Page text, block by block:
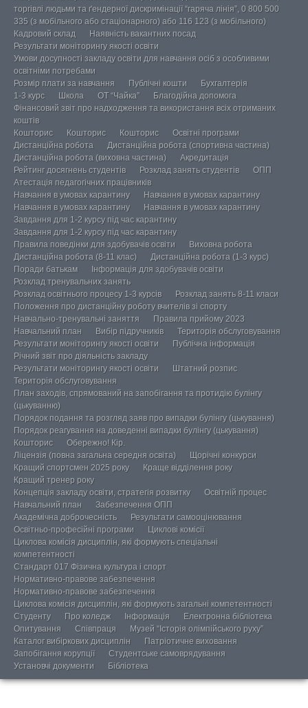
торгівлі людьми та ґендерної дискримінації “гаряча лінія”, 0 800 500
335 (з мобільного або стаціонарного) або 116 123 (з мобільного)
Кадровий склад
Наявність вакантних посад
Результати моніторингу якості освіти
Умови досупності закладу освіти для навчання осіб з особливими
освітніми потребами
Розмір плати за навчання
Публічні кошти
Бухгалтерія
1-3 курс
Школа ОТ “Чайка”
Благодійна допомога
Фінансовий звіт про надходження та використання всіх отриманих
коштів
Кошторис
Кошторис Кошторис
Освітні програми
Дистанційна робота
Дистанційна робота (спортивна частина)
Дистанційна робота (виховна частина)
Акредитація
Рейтинг досягнень студентів
Розклад занять студентів
ОПП
Атестація педагогічних працівників
Навчання в умовах карантину
Навчання в умовах карантину
Навчання в умовах карантину
Навчання в умовах карантину
Завдання для 1-2 курсу під час карантину
Завдання для 1-2 курсу під час карантину
Правила поведінки для здобувачів освіти
Виховна робота
Дистанційна робота (8-11 клас)
Дистанційна робота (1-3 курс)
Поради батькам
Інформація для здобувачів освіти
Розклад тренувальних занять
Розклад освітнього процесу 1-3 курсів
Розклад занять 8-11 класи
Положення про дистанційну роботу вчителів зі спорту
Навчально-тренувальні заняття
Правила прийому 2023
Навчальний план
Вибір підручників
Територія обслуговування
Результати моніторингу якості освіти
Публічна інформація
Річний звіт про діяльність закладу
Результати моніторингу якості освіти
Штатний розпис
Територія обслуговування
План заходів, спрямований на запобігання та протидію булінгу
(цькуванню)
Порядок подання та розгляд заяв про випадки булінгу (цькування)
Порядок реагування на доведенні випадки булінгу (цькування)
Кошторис
Обережно! Кір.
Ліцензія (повна загальна середня освіта)
Щорічні конкурси
Кращий спортсмен 2025 року
Краще відділення року
Кращий тренер року
Концепція закладу освіти, стратегія розвитку
Освітній процес
Навчальний план
Забезпечення ОПП
Академічна доброчесність
Результати самооцінювання
Освітньо-професійні програми
Циклові комісії
Циклова комісія дисциплін, які формують спеціальні
компетентності
Стандарт 017 Фізична культура і спорт
Нормативно-правове забезпечення
Нормативно-правове забезпечення
Циклова комісія дисциплін, які формують загальні компетентності
Студенту
Про коледж Інформація
Електронна бібліотека
Опитування
Співпраця
Музей “Історія олімпійського руху”
Каталог вибіркових дисциплін
Патріотичне виховання
Запобігання корупції
Студентське самоврядування
Установчі документи
Бібліотека